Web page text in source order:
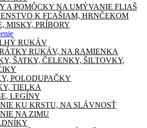
A POMÔCKY NA UMÝVANIE FLIAŠ
K FĽAŠIAM, HRNČEKOM
MISKY, PRÍBORY
RUKÁV
RUKÁV, NA RAMIENKA
ŠATKY, ČELENKY, ŠILTOVKY,
POLODUPAČKY
TIELKA
LEGÍNY
KU KRSTU, NA SLÁVNOSŤ
NA ZIMU